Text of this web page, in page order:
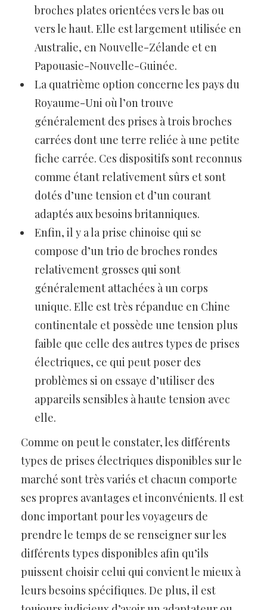
broches plates orientées vers le bas ou
vers le haut. Elle est largement utilisée en
Australie, en Nouvelle-Zélande et en
Papouasie-Nouvelle-Guinée.
La quatrième option concerne les pays du
Royaume-Uni où l’on trouve
généralement des prises à trois broches
carrées dont une terre reliée à une petite
fiche carrée. Ces dispositifs sont reconnus
comme étant relativement sûrs et sont
dotés d’une tension et d’un courant
adaptés aux besoins britanniques.
Enfin, il y a la prise chinoise qui se
compose d’un trio de broches rondes
relativement grosses qui sont
généralement attachées à un corps
unique. Elle est très répandue en Chine
continentale et possède une tension plus
faible que celle des autres types de prises
électriques, ce qui peut poser des
problèmes si on essaye d’utiliser des
appareils sensibles à haute tension avec
elle.
Comme on peut le constater, les différents
types de prises électriques disponibles sur le
marché sont très variés et chacun comporte
ses propres avantages et inconvénients. Il est
donc important pour les voyageurs de
prendre le temps de se renseigner sur les
différents types disponibles afin qu’ils
puissent choisir celui qui convient le mieux à
leurs besoins spécifiques. De plus, il est